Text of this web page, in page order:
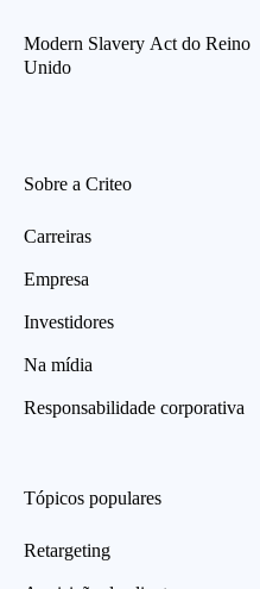
Modern Slavery Act do Reino
Unido
Sobre a Criteo
Carreiras
Empresa
Investidores
Na mídia
Responsabilidade corporativa
Tópicos populares
Retargeting